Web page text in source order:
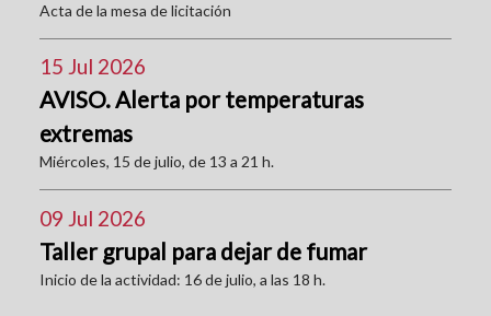
Acta de la mesa de licitación
15 Jul 2026
AVISO. Alerta por temperaturas
extremas
Miércoles, 15 de julio, de 13 a 21 h.
09 Jul 2026
Taller grupal para dejar de fumar
Inicio de la actividad: 16 de julio, a las 18 h.